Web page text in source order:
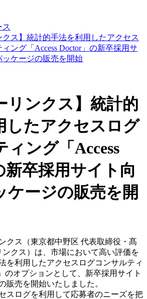
ス
クス】統計的手法を利用したアクセス
ング「Access Doctor」の新卒採用サ
ッケージの販売を開始
リンクス】統計的
したアクセスログ
ィング「Access
新卒採用サイト向
ケージの販売を開
クス（東京都中野区 代表取締役・髙
クス）は、市場において高い評価を
を利用したアクセスログコンサルティ
のオプションとして、新卒採用サイト
販売を開始いたしました。
スログを利用して応募者のニーズを把